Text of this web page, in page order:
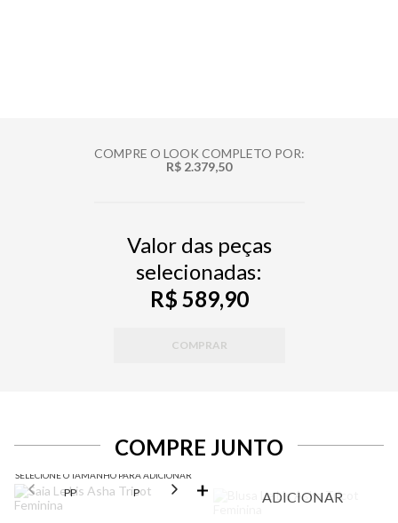
COMPRE O LOOK COMPLETO POR:
R$ 2.379,50
Valor das peças
selecionadas:
R$ 589,90
COMPRAR
COMPRE JUNTO
SELECIONE O TAMANHO PARA ADICIONAR
PP P M G
ADICIONAR